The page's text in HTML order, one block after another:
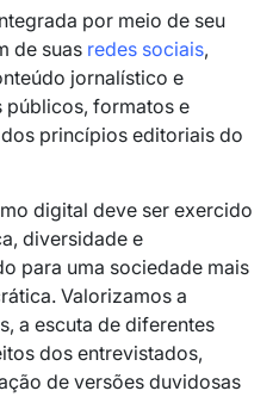
por meio de seu
de suas redes sociais,
jornalístico e
formatos e
princípios editoriais do
digital deve ser exercido
diversidade e
para uma sociedade mais
Valorizamos a
a escuta de diferentes
dos entrevistados,
de versões duvidosas